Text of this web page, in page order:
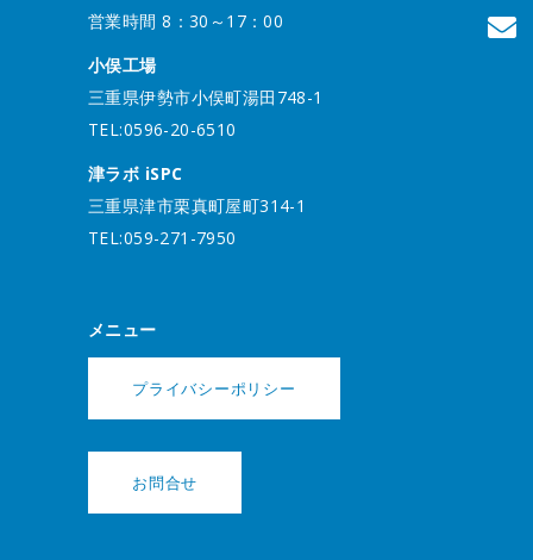
営業時間 8：30～17：00
小俣工場
三重県伊勢市小俣町湯田748-1
TEL:0596-20-6510
津ラボ iSPC
三重県津市栗真町屋町314-1
TEL:059-271-7950
メニュー
プライバシーポリシー
お問合せ